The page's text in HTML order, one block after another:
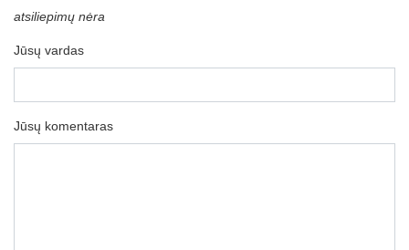
atsiliepimų nėra
Jūsų vardas
Jūsų komentaras